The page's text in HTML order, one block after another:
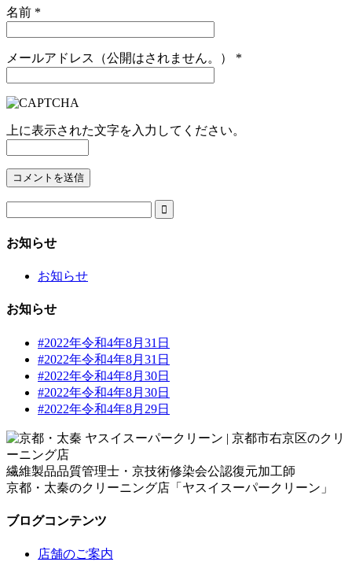
名前 *
メールアドレス（公開はされません。） *
上に表示された文字を入力してください。

お知らせ
お知らせ
お知らせ
#2022年令和4年8月31日
#2022年令和4年8月31日
#2022年令和4年8月30日
#2022年令和4年8月30日
#2022年令和4年8月29日
繊維製品品質管理士・京技術修染会公認復元加工師
京都・太秦のクリーニング店「ヤスイスーパークリーン」
ブログコンテンツ
店舗のご案内